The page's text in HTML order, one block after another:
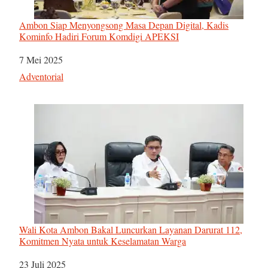
Ambon Siap Menyongsong Masa Depan Digital, Kadis
Kominfo Hadiri Forum Komdigi APEKSI
Tanggal
7 Mei 2025
Sehubungan dengan
Adventorial
Wali Kota Ambon Bakal Luncurkan Layanan Darurat 112,
Komitmen Nyata untuk Keselamatan Warga
Tanggal
23 Juli 2025